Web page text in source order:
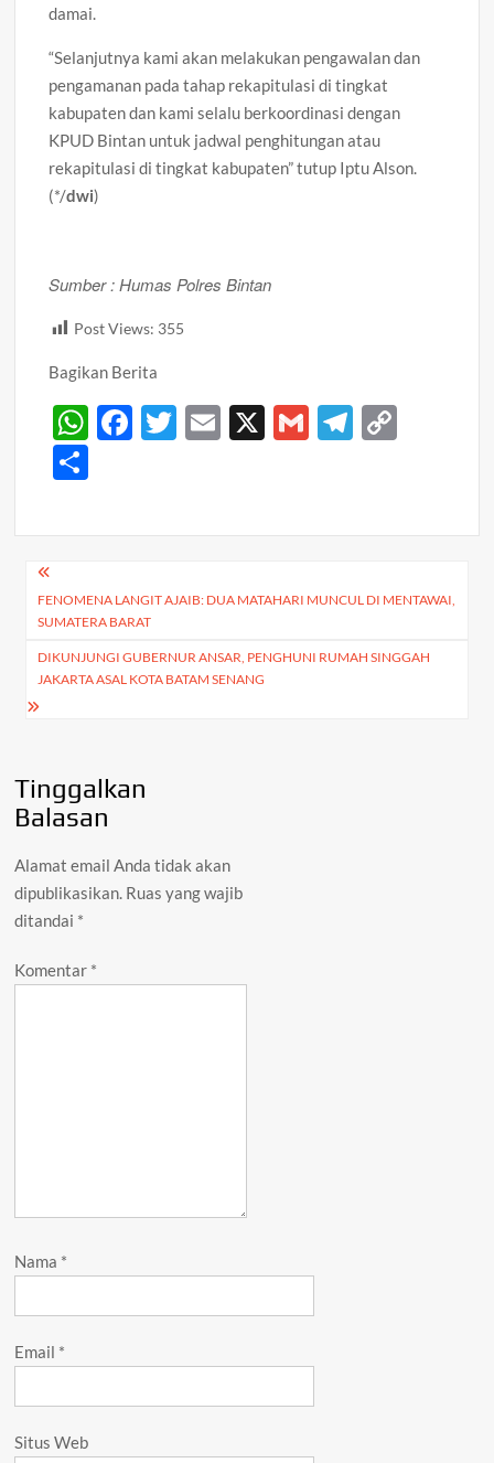
damai.
“Selanjutnya kami akan melakukan pengawalan dan
pengamanan pada tahap rekapitulasi di tingkat
kabupaten dan kami selalu berkoordinasi dengan
KPUD Bintan untuk jadwal penghitungan atau
rekapitulasi di tingkat kabupaten” tutup Iptu Alson.
(*/dwi)
Sumber : Humas Polres Bintan
Post Views: 355
Bagikan Berita
W
s
p
p
F
b
o
k
T
er
E
X
G
T
gr
m
y
n
ar
Navigasi
pos
FENOMENA LANGIT AJAIB: DUA MATAHARI MUNCUL DI MENTAWAI,
SUMATERA BARAT
DIKUNJUNGI GUBERNUR ANSAR, PENGHUNI RUMAH SINGGAH
JAKARTA ASAL KOTA BATAM SENANG
Tinggalkan
Balasan
Alamat email Anda tidak akan
dipublikasikan. Ruas yang wajib
ditandai *
Komentar *
Nama *
Email *
Situs Web